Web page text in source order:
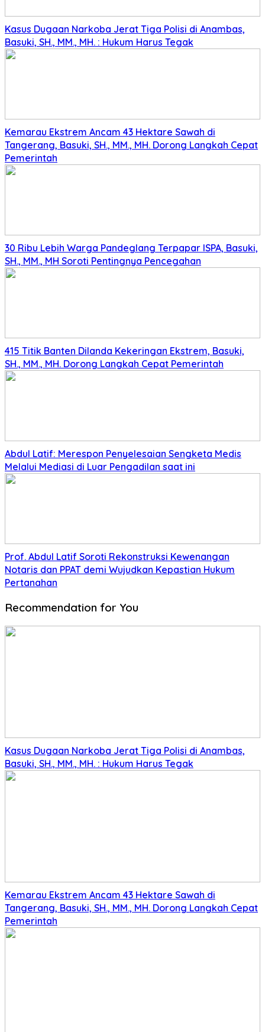
Kasus Dugaan Narkoba Jerat Tiga Polisi di Anambas,
Basuki, SH., MM., MH. : Hukum Harus Tegak
Kemarau Ekstrem Ancam 43 Hektare Sawah di
Tangerang, Basuki, SH., MM., MH. Dorong Langkah Cepat
Pemerintah
30 Ribu Lebih Warga Pandeglang Terpapar ISPA, Basuki,
SH., MM., MH Soroti Pentingnya Pencegahan
415 Titik Banten Dilanda Kekeringan Ekstrem, Basuki,
SH., MM., MH. Dorong Langkah Cepat Pemerintah
Abdul Latif: Merespon Penyelesaian Sengketa Medis
Melalui Mediasi di Luar Pengadilan saat ini
Prof. Abdul Latif Soroti Rekonstruksi Kewenangan
Notaris dan PPAT demi Wujudkan Kepastian Hukum
Pertanahan
Recommendation for You
Kasus Dugaan Narkoba Jerat Tiga Polisi di Anambas,
Basuki, SH., MM., MH. : Hukum Harus Tegak
Kemarau Ekstrem Ancam 43 Hektare Sawah di
Tangerang, Basuki, SH., MM., MH. Dorong Langkah Cepat
Pemerintah